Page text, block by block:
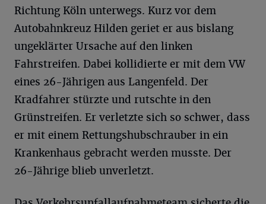
Richtung Köln unterwegs. Kurz vor dem
Autobahnkreuz Hilden geriet er aus bislang
ungeklärter Ursache auf den linken
Fahrstreifen. Dabei kollidierte er mit dem VW
eines 26-Jährigen aus Langenfeld. Der
Kradfahrer stürzte und rutschte in den
Grünstreifen. Er verletzte sich so schwer, dass
er mit einem Rettungshubschrauber in ein
Krankenhaus gebracht werden musste. Der
26-Jährige blieb unverletzt.